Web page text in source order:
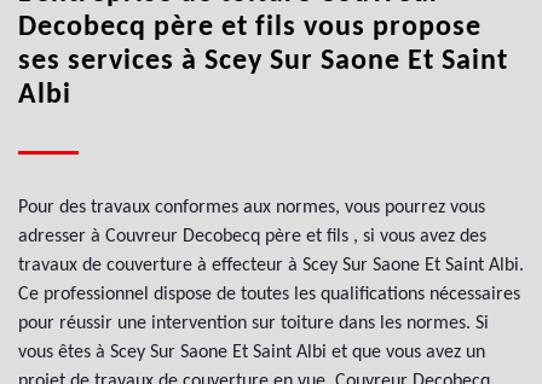
Decobecq père et fils vous propose
ses services à Scey Sur Saone Et Saint
Albi
Pour des travaux conformes aux normes, vous pourrez vous
adresser à Couvreur Decobecq père et fils , si vous avez des
travaux de couverture à effecteur à Scey Sur Saone Et Saint Albi.
Ce professionnel dispose de toutes les qualifications nécessaires
pour réussir une intervention sur toiture dans les normes. Si
vous êtes à Scey Sur Saone Et Saint Albi et que vous avez un